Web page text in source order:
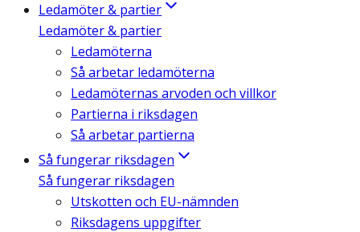
Ledamöter & partier
Ledamöter & partier
Ledamöterna
Så arbetar ledamöterna
Ledamöternas arvoden och villkor
Partierna i riksdagen
Så arbetar partierna
Så fungerar riksdagen
Så fungerar riksdagen
Utskotten och EU-nämnden
Riksdagens uppgifter